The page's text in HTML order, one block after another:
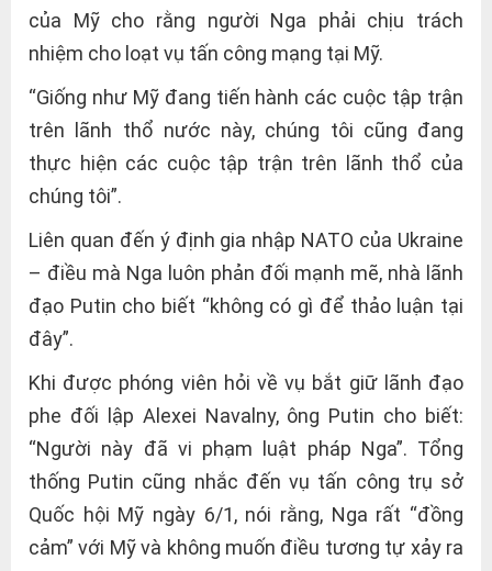
của Mỹ cho rằng người Nga phải chịu trách
nhiệm cho loạt vụ tấn công mạng tại Mỹ.
“Giống như Mỹ đang tiến hành các cuộc tập trận
trên lãnh thổ nước này, chúng tôi cũng đang
thực hiện các cuộc tập trận trên lãnh thổ của
chúng tôi”.
Liên quan đến ý định gia nhập NATO của Ukraine
– điều mà Nga luôn phản đối mạnh mẽ, nhà lãnh
đạo Putin cho biết “không có gì để thảo luận tại
đây”.
Khi được phóng viên hỏi về vụ bắt giữ lãnh đạo
phe đối lập Alexei Navalny, ông Putin cho biết:
“Người này đã vi phạm luật pháp Nga”. Tổng
thống Putin cũng nhắc đến vụ tấn công trụ sở
Quốc hội Mỹ ngày 6/1, nói rằng, Nga rất “đồng
cảm” với Mỹ và không muốn điều tương tự xảy ra